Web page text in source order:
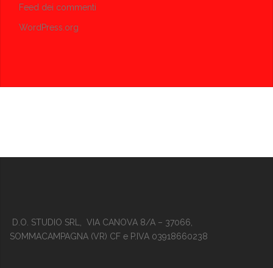
Feed dei commenti
WordPress.org
D.O. STUDIO SRL, VIA CANOVA 8/A – 37066,
SOMMACAMPAGNA (VR) CF e P.IVA 03918660238